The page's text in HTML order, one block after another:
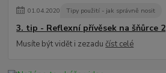
01.04.2020 Tipy použití - jak správně nosit
3. tip - Reflexní přívěsek na šňůrce 2
Musíte být vidět i zezadučíst celé